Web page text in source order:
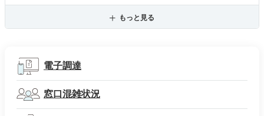
もっと見る
電子調達
窓口混雑状況